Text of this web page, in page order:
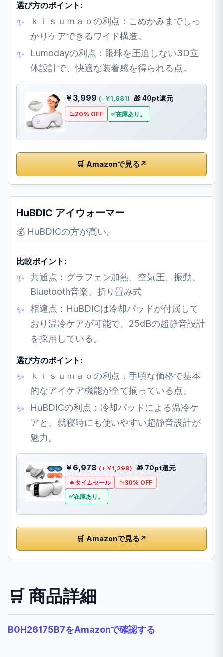
選び方のポイント:
ｋｉｓｕｍａｏの利点：こめかみまでしっ
かりケアできるワイド構造。
Lumodayの利点：眼球を圧迫しない3D立
体設計で、快適な装着感を得られる点。
￥3,999 (-￥1,681) 🎁 40pt還元
20% OFF 在庫あり。
🛒 Amazonで見る ↗
HuBDIC アイウォーマー
💰 HuBDICの方が高い。
比較ポイント:
共通点：グラフェン加熱、空気圧、振動、
Bluetooth音楽、折り畳み式
相違点：HuBDICは冷却パッドが付属して
おり温冷ケアが可能で、25dBの超静音設計
を採用している。
選び方のポイント:
ｋｉｓｕｍａｏの利点：手頃な価格で基本
的なアイケア機能が全て揃っている点。
HuBDICの利点：冷却パッドによる温冷ケ
アと、就寝時にも使いやすい超静音設計が
魅力。
￥6,978 (+￥1,298) 🎁 70pt還元
タイムセール
30% OFF
在庫あり。
🛒 Amazonで見る ↗
🛒 商品詳細
B0H26175B7をAmazonで確認する